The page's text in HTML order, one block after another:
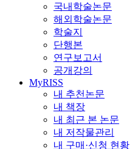
국내학술논문
해외학술논문
학술지
단행본
연구보고서
공개강의
MyRISS
내 추천논문
내 책장
내 최근 본 논문
내 저작물관리
내 구매·신청 현황